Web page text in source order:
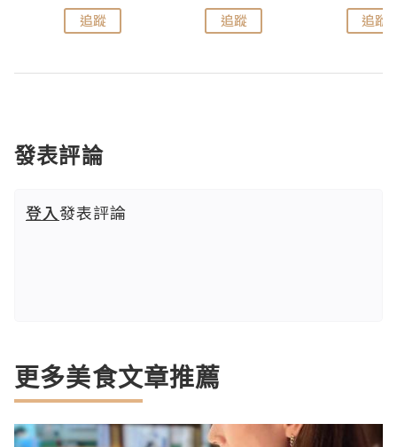
追蹤 追蹤 追蹤
發表評論
登入發表評論
更多美食文章推薦